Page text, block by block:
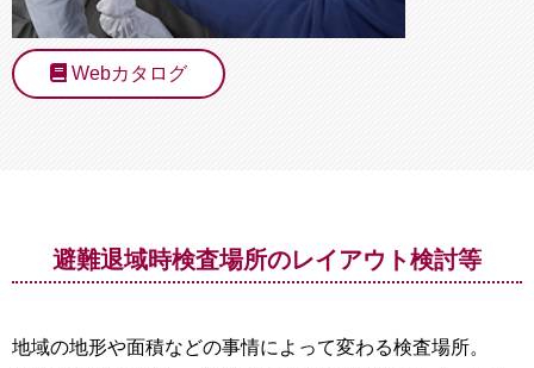
Webカタログ
避難退域時検査場所のレイアウト検討等
地域の地形や面積などの事情によって変わる検査場所。